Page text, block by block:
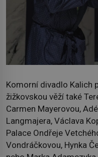
Komorní divadlo Kalich
žižkovskou věží také
Carmen Mayerovou,
Langmajera, Václava
Palace Ondřeje
Vondráčkovou, Hynka